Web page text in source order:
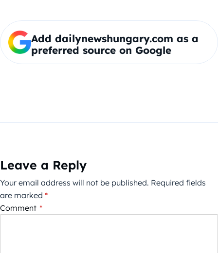
Add dailynewshungary.com as a
preferred source on Google
Leave a Reply
Your email address will not be published. Required fields
are marked *
Comment *